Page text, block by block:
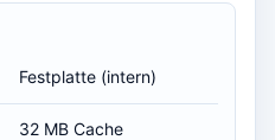
Festplatte (intern)
32 MB Cache